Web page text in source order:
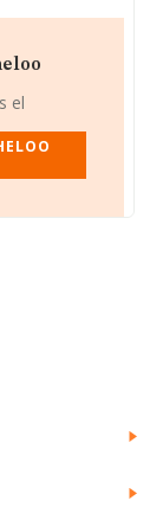
el